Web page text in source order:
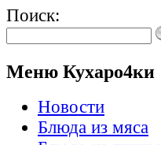
Поиск:
Меню Кухаро4ки
Новости
Блюда из мяса